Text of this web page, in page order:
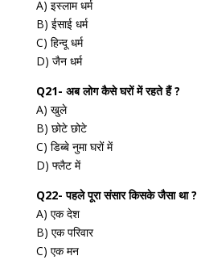
A) इस्लाम धर्म
B) ईसाई धर्म
C) हिन्दू धर्म
D) जैन धर्म
Q21- अब लोग कैसे घरों में रहते हैं ?
A) खुले
B) छोटे छोटे
C) डिब्बे नुमा घरों में
D) फ्लैट में
Q22- पहले पूरा संसार किसके जैसा था ?
A) एक देश
B) एक परिवार
C) एक मन